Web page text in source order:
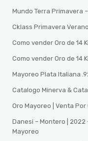
Mundo Terra Primavera
Cklass Primavera
Como vender Oro de 14
Como vender Oro de 14
Mayoreo Plata Italiana
Catalogo Minerva &
Oro Mayoreo | Venta Por
Danesi – Montero | 2022
Mayoreo